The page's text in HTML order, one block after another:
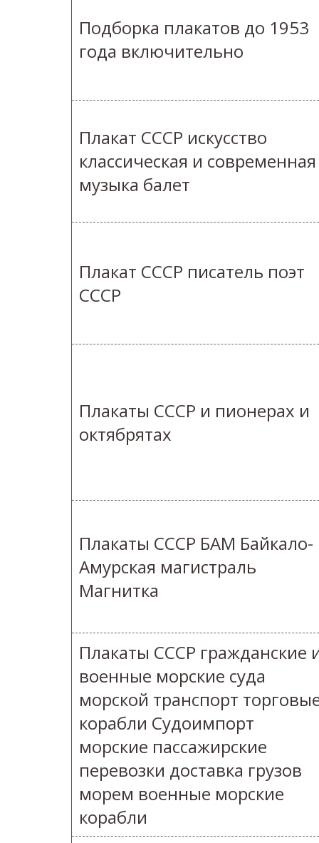
Подборка плакатов до 1953
года включительно
Плакат СССР искусство
классическая и современная
музыка балет
Плакат СССР писатель поэт
СССР
Плакаты СССР и пионерах и
октябрятах
Плакаты СССР БАМ Байкало-
Амурская магистраль
Магнитка
Плакаты СССР гражданские
военные морские суда
морской транспорт
корабли Судоимпорт
морские пассажирские
перевозки доставка грузов
морем военные морские
корабли